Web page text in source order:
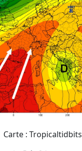
Carte : Tropicaltidbits